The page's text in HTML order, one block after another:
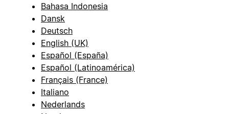
Bahasa Indonesia
Dansk
Deutsch
English (UK)
Español (España)
Español (Latinoamérica)
Français (France)
Italiano
Nederlands